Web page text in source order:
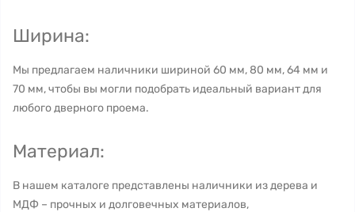
Ширина:
Мы предлагаем наличники шириной 60 мм, 80 мм, 64 мм и
70 мм, чтобы вы могли подобрать идеальный вариант для
любого дверного проема.
Материал:
В нашем каталоге представлены наличники из дерева и
МДФ – прочных и долговечных материалов,